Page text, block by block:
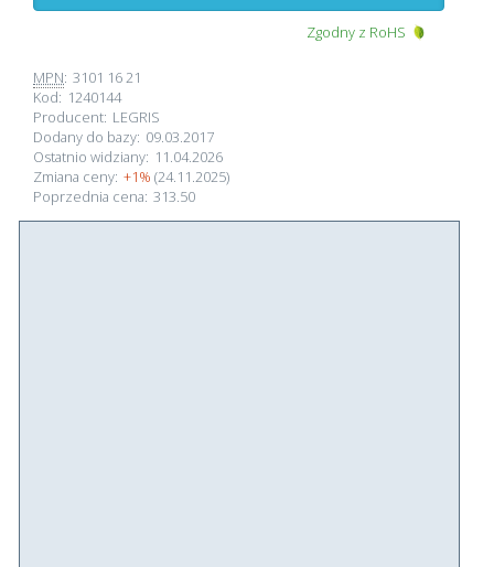
Zgodny z RoHS
MPN: 3101 16 21
Kod: 1240144
Producent: LEGRIS
Dodany do bazy: 09.03.2017
Ostatnio widziany: 11.04.2026
Zmiana ceny: +1% (24.11.2025)
Poprzednia cena: 313.50